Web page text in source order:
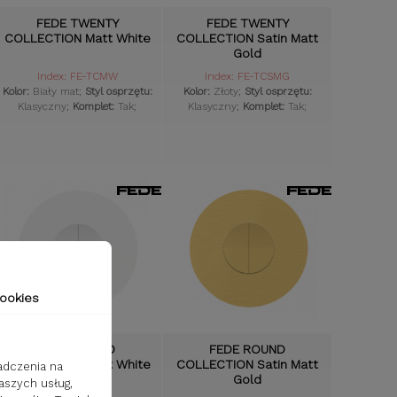
FEDE TWENTY
COLLECTION Matt White
Index: FE-TCMW
Kolor: Biały mat; Styl osprzętu:
Klasyczny; Komplet: Tak;
FEDE TWENTY
COLLECTION Satin Matt
Gold
Index: FE-TCSMG
Kolor: Złoty; Styl osprzętu:
Klasyczny; Komplet: Tak;
FEDE ROUND
COLLECTION Matt White
FEDE ROUND
COLLECTION Satin Matt
Gold
na
usług,